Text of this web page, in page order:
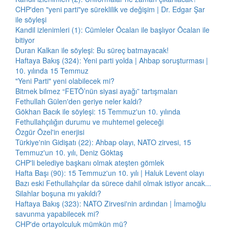
CHP'den "yeni parti"ye süreklilik ve değişim | Dr. Edgar Şar
ile söyleşi
Kandil izlenimleri (1): Cümleler Öcalan ile başlıyor Öcalan ile
bitiyor
Duran Kalkan ile söyleşi: Bu süreç batmayacak!
Haftaya Bakış (324): Yeni parti yolda | Ahbap soruşturması |
10. yılında 15 Temmuz
"Yeni Parti" yeni olabilecek mi?
Bitmek bilmez “FETÖ’nün siyasi ayağı” tartışmaları
Fethullah Gülen'den geriye neler kaldı?
Gökhan Bacık ile söyleşi: 15 Temmuz'un 10. yılında
Fethullahçılığın durumu ve muhtemel geleceği
Özgür Özel'in enerjisi
Türkiye'nin Gidişatı (22): Ahbap olayı, NATO zirvesi, 15
Temmuz'un 10. yılı, Deniz Göktaş
CHP'li belediye başkanı olmak ateşten gömlek
Hafta Başı (90): 15 Temmuz'un 10. yılı | Haluk Levent olayı
Bazı eski Fethullahçılar da sürece dahil olmak istiyor ancak...
Silahlar boşuna mı yakıldı?
Haftaya Bakış (323): NATO Zirvesi'nin ardından | İmamoğlu
savunma yapabilecek mi?
CHP'de ortayolculuk mümkün mü?